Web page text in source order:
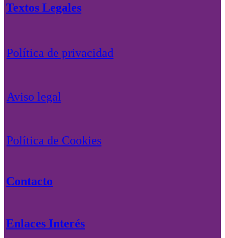
Textos Legales
Política de privacidad
Aviso legal
Política de Cookies
Contacto
Enlaces Interés